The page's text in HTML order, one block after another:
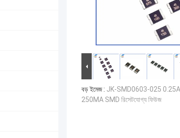
বড় ইমেজ : JK-SMD0603-025
250MA SMD রিসেটযোগ্য ফিউজ